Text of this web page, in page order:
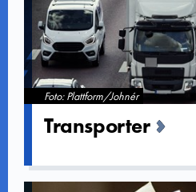
Foto: Plattform/Johnér
Transporte­r